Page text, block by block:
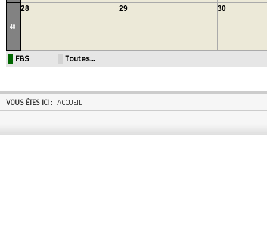
40
28 29 30
FBS Toutes…
VOUS ÊTES ICI : ACCUEIL